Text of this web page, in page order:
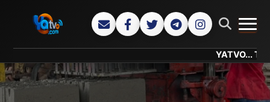
YATVO... Tu